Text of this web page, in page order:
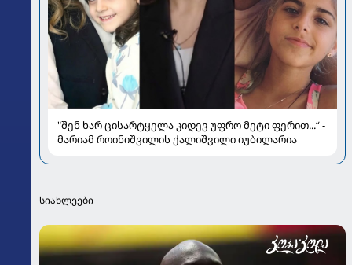
"შენ ხარ ცისარტყელა კიდევ უფრო მეტი ფერით...“ -
მარიამ როინიშვილის ქალიშვილი იუბილარია
სიახლეები